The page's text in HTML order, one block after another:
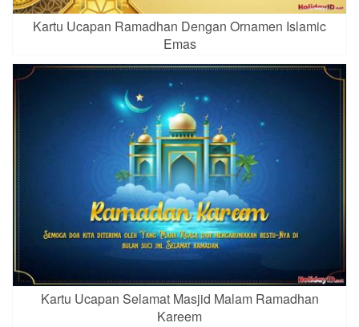
Kartu Ucapan Ramadhan Dengan Ornamen Islamic
Emas
Kartu Ucapan Selamat Masjid Malam Ramadhan
Kareem